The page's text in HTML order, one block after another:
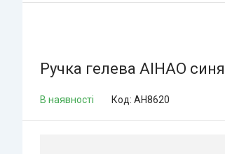
Ручка гелева AIHAO
В наявності Код: AH8620